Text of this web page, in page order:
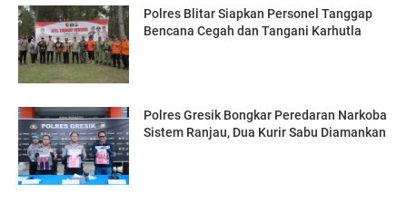
Polres Blitar Siapkan Personel Tanggap
Bencana Cegah dan Tangani Karhutla
Polres Gresik Bongkar Peredaran Narkoba
Sistem Ranjau, Dua Kurir Sabu Diamankan